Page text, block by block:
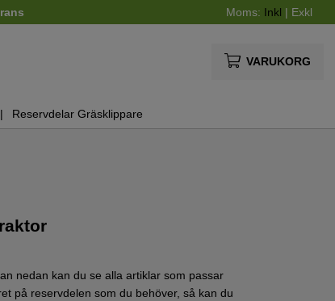
Moms: Inkl | Exkl
VARUKORG
Reservdelar Gräsklippare
nedan kan du se alla artiklar som passar
på reservdelen som du behöver, så kan du